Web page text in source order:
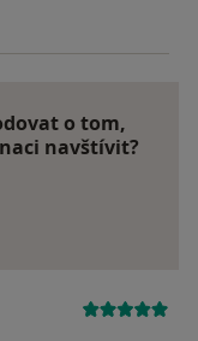
o tom,
navštívit?